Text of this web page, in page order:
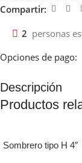
Compartir:
2 personas
Opciones de pago:
Descripción
Productos
Sombrero tipo H 4″